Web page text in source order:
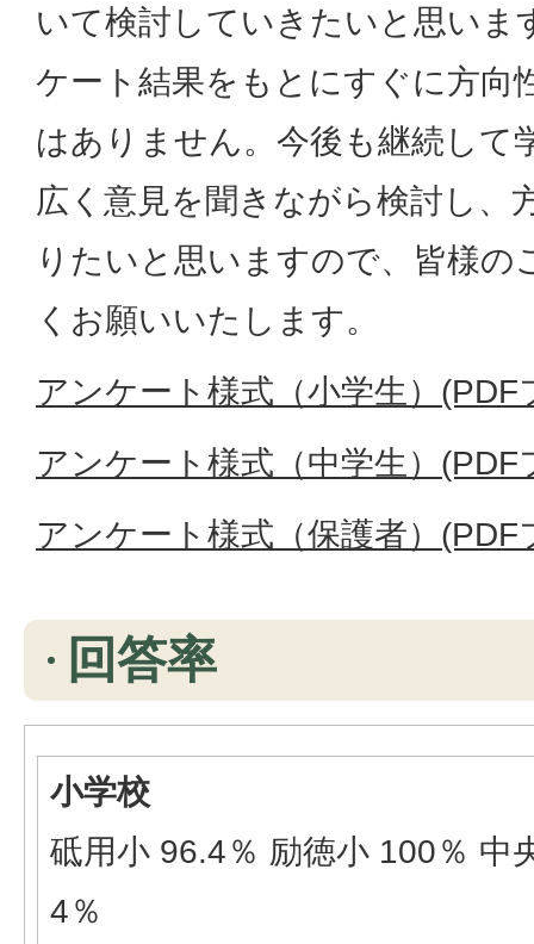
いて検討していきたいと思いま
ケート結果をもとにすぐに方向
はありません。今後も継続して
広く意見を聞きながら検討し、
りたいと思いますので、皆様の
くお願いいたします。
アンケート様式（小学生）
アンケート様式（中学生）
アンケート様式（保護者）
回答率
小学校
砥用小 96.4％ 励徳小 100％ 中
4％